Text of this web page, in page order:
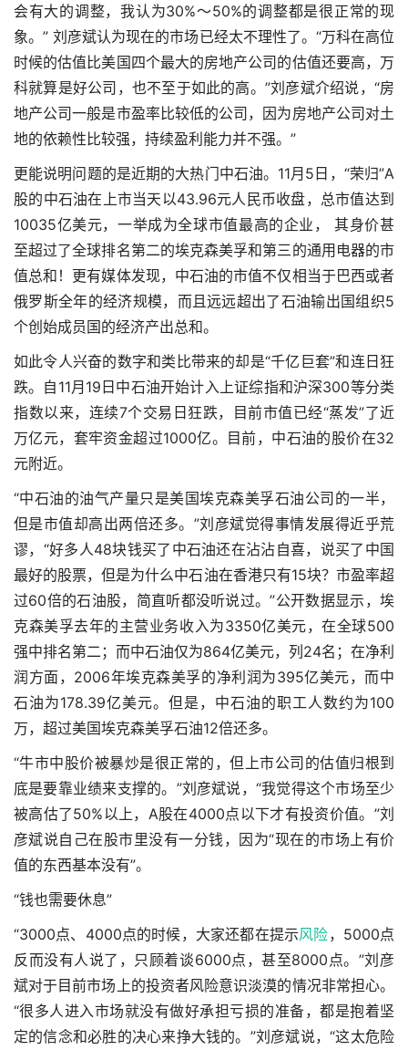
会有大的调整，我认为30%～50%的调整都是很正常的现
象。” 刘彦斌认为现在的市场已经太不理性了。“万科在高位
时候的估值比美国四个最大的房地产公司的估值还要高，万
科就算是好公司，也不至于如此的高。”刘彦斌介绍说，“房
地产公司一般是市盈率比较低的公司，因为房地产公司对土
地的依赖性比较强，持续盈利能力并不强。”
更能说明问题的是近期的大热门中石油。11月5日，“荣归”A
股的中石油在上市当天以43.96元人民币收盘，总市值达到
10035亿美元，一举成为全球市值最高的企业， 其身价甚
至超过了全球排名第二的埃克森美孚和第三的通用电器的市
值总和！更有媒体发现，中石油的市值不仅相当于巴西或者
俄罗斯全年的经济规模，而且远远超出了石油输出国组织5
个创始成员国的经济产出总和。
如此令人兴奋的数字和类比带来的却是“千亿巨套”和连日狂
跌。自11月19日中石油开始计入上证综指和沪深300等分类
指数以来，连续7个交易日狂跌，目前市值已经“蒸发”了近
万亿元，套牢资金超过1000亿。目前，中石油的股价在32
元附近。
“中石油的油气产量只是美国埃克森美孚石油公司的一半，
但是市值却高出两倍还多。”刘彦斌觉得事情发展得近乎荒
谬，“好多人48块钱买了中石油还在沾沾自喜，说买了中国
最好的股票，但是为什么中石油在香港只有15块？市盈率超
过60倍的石油股，简直听都没听说过。”公开数据显示，埃
克森美孚去年的主营业务收入为3350亿美元，在全球500
强中排名第二；而中石油仅为864亿美元，列24名；在净利
润方面，2006年埃克森美孚的净利润为395亿美元，而中
石油为178.39亿美元。但是，中石油的职工人数约为100
万，超过美国埃克森美孚石油12倍还多。
“牛市中股价被暴炒是很正常的，但上市公司的估值归根到
底是要靠业绩来支撑的。”刘彦斌说，“我觉得这个市场至少
被高估了50%以上，A股在4000点以下才有投资价值。”刘
彦斌说自己在股市里没有一分钱，因为“现在的市场上有价
值的东西基本没有”。
“钱也需要休息”
“3000点、4000点的时候，大家还都在提示风险，5000点
反而没有人说了，只顾着谈6000点，甚至8000点。”刘彦
斌对于目前市场上的投资者风险意识淡漠的情况非常担心。
“很多人进入市场就没有做好承担亏损的准备，都是抱着坚
定的信念和必胜的决心来挣大钱的。”刘彦斌说，“这太危险